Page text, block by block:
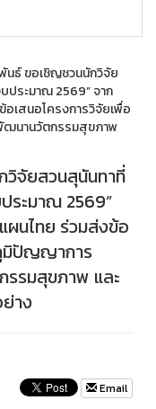
นธ์ ขอเชิญชวนนักวิจัย
ประมาณ 2569” จาก
เสนอโครงการวิจัยเพื่อ
นานวัตกรรมสุขภาพ
วิจัยสวนสุนันทาที่
ระมาณ 2569”
นไทย ร่วมส่งข้อ
มิปัญญาการ
รมสุขภาพ และ
าง
Email